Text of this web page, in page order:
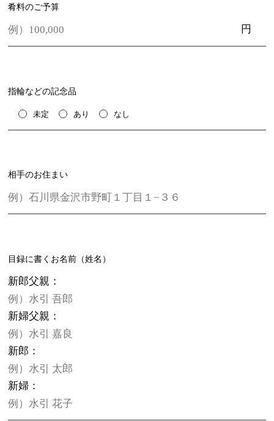
肴料のご予算
円
指輪などの記念品
未定 あり なし
相手のお住まい
目録に書くお名前（姓名）
新郎父親：
新婦父親：
新郎：
新婦：